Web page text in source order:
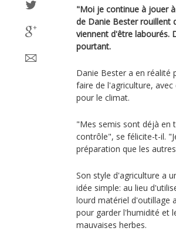
"Moi je continue à jouer
de Danie Bester rouillent
viennent d'être labourés.
pourtant.
Danie Bester a en réalité
faire de l'agriculture,
pour le climat.
"Mes semis sont déjà en
contrôle", se félicite-t-il.
préparation que les
Son style d'agriculture a
idée simple: au lieu
lourd matériel d'outillage
pour garder l'humidité et
mauvaises herbes.